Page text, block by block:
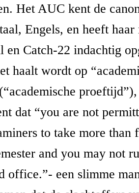
Het AUC kent de
Engels, en heeft haar
en Catch-22 indachtig
haalt wordt op
dat “you are not
to take more than
and you may not
office.”- een slimme